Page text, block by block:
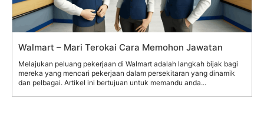
Walmart – Mari Terokai Cara Memohon Jawatan
Melajukan peluang pekerjaan di Walmart adalah langkah bijak bagi
mereka yang mencari pekerjaan dalam persekitaran yang dinamik
dan pelbagai. Artikel ini bertujuan untuk memandu anda...